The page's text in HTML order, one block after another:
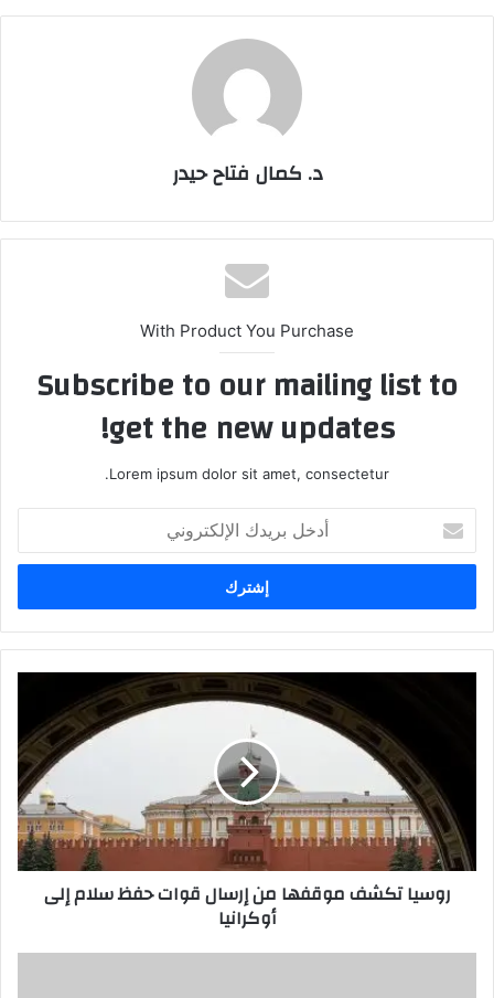
د. كمال فتاح حيدر
With Product You Purchase
Subscribe to our mailing list to
get the new updates!
Lorem ipsum dolor sit amet, consectetur.
بريدك
الإلكتروني
قوات
حفظ
سلام
إلى
أوكرانياروسيا تكشف موقفها من إرسال قوات حفظ سلام إلى
أوكرانيا